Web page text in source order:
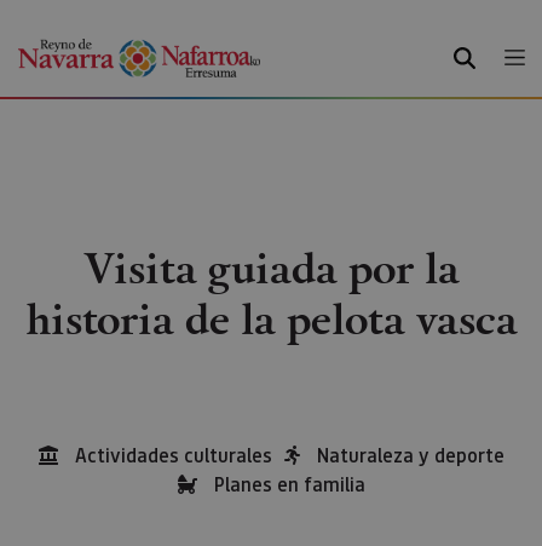
BUSCAR
Visita guiada por la
historia de la pelota vasca
Actividades culturales
Naturaleza y deporte
Planes en familia